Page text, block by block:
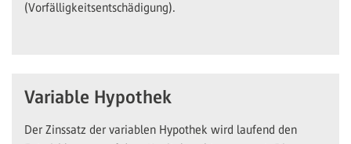
(Vorfälligkeitsentschädigung).
Variable Hypothek
Der Zinssatz der variablen Hypothek wird laufend den